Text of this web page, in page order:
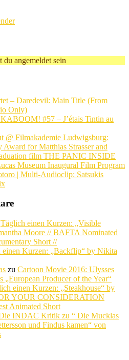
du angemeldet sein
– Daredevil: Main Title (From
Only)
#57 – J’étais Tintin au
@ Filmakademie Ludwigsburg:
Award for Matthias Strasser and
film THE PANIC INSIDE
Museum Inaugural Film Program
| Multi-Audioclip: Satsukis
Täglich einen Kurzen: „Visible
Moore // BAFTA Nominated
Short //
einen Kurzen: „Backflip“ by Nikita
zu Cartoon Movie 2016: Ulysses
„European Producer of the Year“
einen Kurzen: „Steakhouse“ by
YOUR CONSIDERATION
Animated Short
INDAC Kritik zu “ Die Mucklas
und Findus kamen“ von